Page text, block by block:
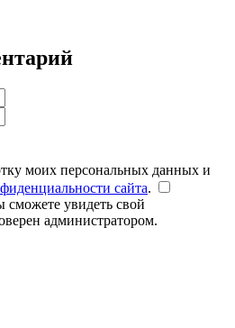
моих персональных данных и
сайта.
увидеть свой
администратором.